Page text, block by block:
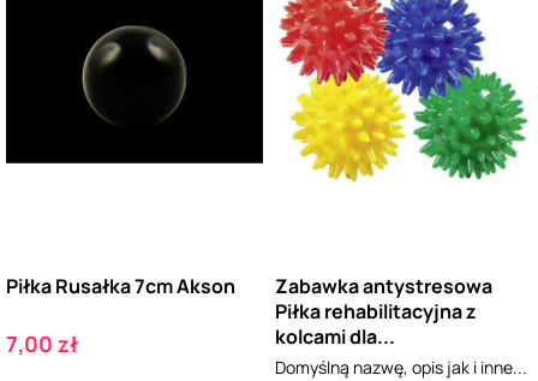
Piłka Rusałka 7cm Akson
Cena
7,00 zł
Zabawka antystresowa
Piłka rehabilitacyjna z
kolcami dla...
Domyślną nazwę, opis jak i inne...